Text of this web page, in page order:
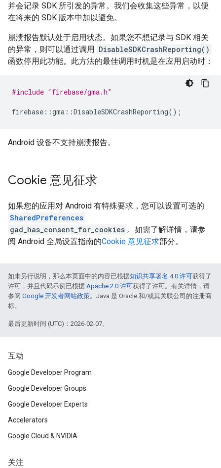
并会记录 SDK 所引发的异常。我们会收集这些异常，以便
在将来的 SDK 版本中加以避免。
崩溃报告默认处于启用状态。如果您不想记录与 SDK 相关
的异常，则可以通过调用 DisableSDKCrashReporting()
函数停用此功能。此方法的最佳调用时机是在应用启动时：
#include “firebase/gma.h”
firebase ::gma ::DisableSDKCrashReporting();
Android 设备不支持崩溃报告。
Cookie 意见征求
如果您的应用对 Android 有特殊要求，您可以设置可选的
SharedPreferences
gad_has_consent_for_cookies 。如需了解详情，请参
阅 Android 全局设置指南的Cookie 意见征求部分。
如未另行说明，那么本页面中的内容已根据知识共享署名 4.0 许可获得了
许可，并且代码示例已根据 Apache 2.0 许可获得了许可。有关详情，请
参阅 Google 开发者网站政策。Java 是 Oracle 和/或其关联公司的注册商
标。
最后更新时间 (UTC)：2026-02-07。
互动
Google Developer Program
Google Developer Groups
Google Developer Experts
Accelerators
Google Cloud & NVIDIA
关注